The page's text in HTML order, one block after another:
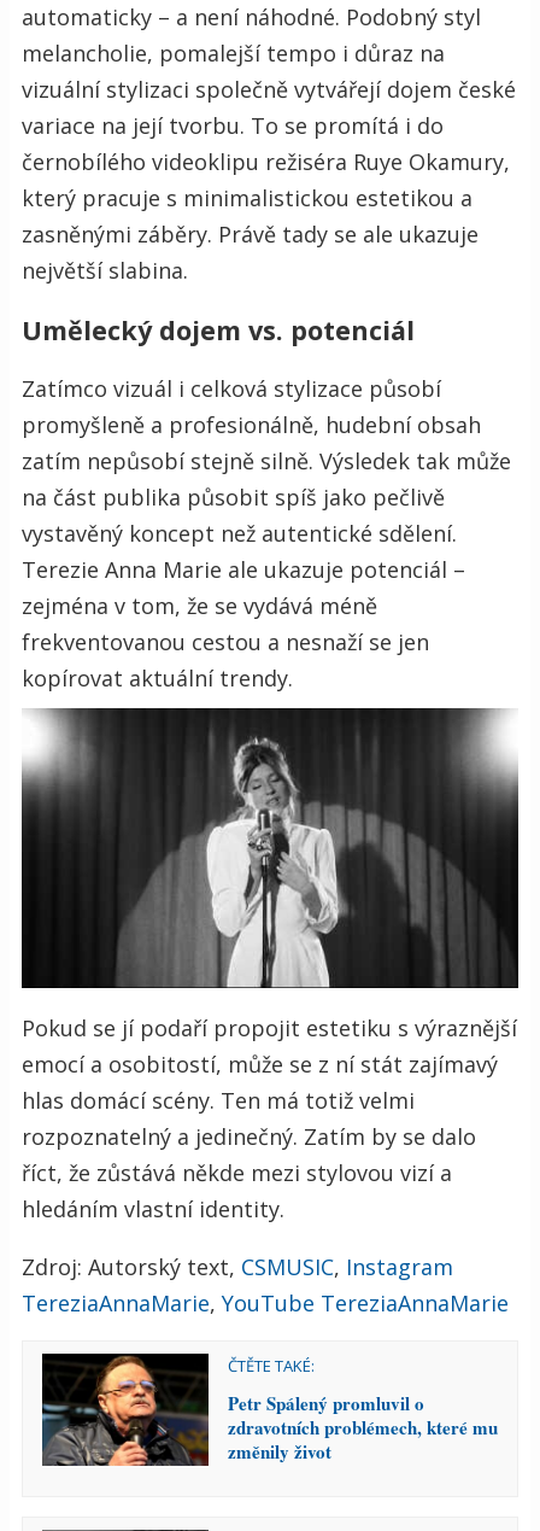
automaticky – a není náhodné. Podobný styl
melancholie, pomalejší tempo i důraz na
vizuální stylizaci společně vytvářejí dojem české
variace na její tvorbu. To se promítá i do
černobílého videoklipu režiséra Ruye Okamury,
který pracuje s minimalistickou estetikou a
zasněnými záběry. Právě tady se ale ukazuje
největší slabina.
Umělecký dojem vs. potenciál
Zatímco vizuál i celková stylizace působí
promyšleně a profesionálně, hudební obsah
zatím nepůsobí stejně silně. Výsledek tak může
na část publika působit spíš jako pečlivě
vystavěný koncept než autentické sdělení.
Terezie Anna Marie ale ukazuje potenciál –
zejména v tom, že se vydává méně
frekventovanou cestou a nesnaží se jen
kopírovat aktuální trendy.
Pokud se jí podaří propojit estetiku s výraznější
emocí a osobitostí, může se z ní stát zajímavý
hlas domácí scény. Ten má totiž velmi
rozpoznatelný a jedinečný. Zatím by se dalo
říct, že zůstává někde mezi stylovou vizí a
hledáním vlastní identity.
Zdroj: Autorský text, CSMUSIC, Instagram
TereziaAnnaMarie, YouTube TereziaAnnaMarie
ČTĚTE TAKÉ:
Petr Spálený promluvil o
zdravotních problémech, které mu
změnily život